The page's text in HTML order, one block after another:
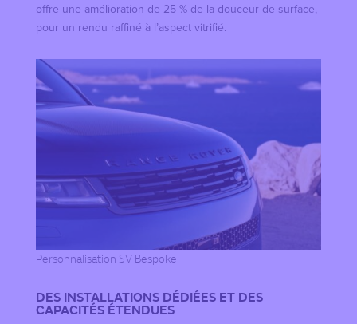
offre une amélioration de 25 % de la douceur de surface,
pour un rendu raffiné à l’aspect vitrifié.
Personnalisation SV Bespoke
DES INSTALLATIONS DÉDIÉES ET DES
CAPACITÉS ÉTENDUES